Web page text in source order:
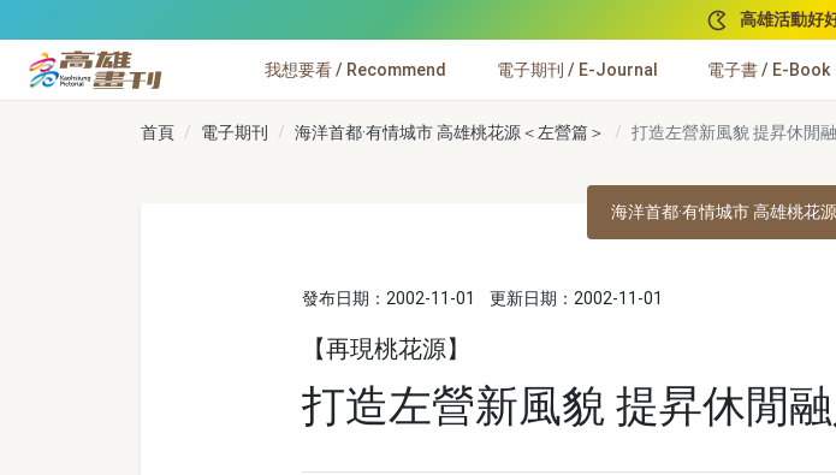
高雄活動好
高雄畫刊
我想要看 / Recommend 電子期刊 / E-Journal 電子書 / E-Book
首頁 電子期刊 海洋首都·有情城市 高雄桃花源＜左營篇＞ 打造左營新風貌 提昇休閒
海洋首都·有情城市 高雄桃花
發布日期：2002-11-01 更新日期：2002-11-01
【再現桃花源】
打造左營新風貌 提昇休閒